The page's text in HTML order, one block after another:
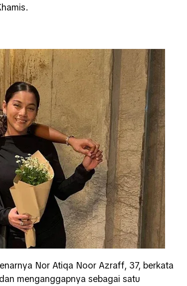
Nor Atiqa Noor Azraff, 37, berkata
menganggapnya sebagai satu